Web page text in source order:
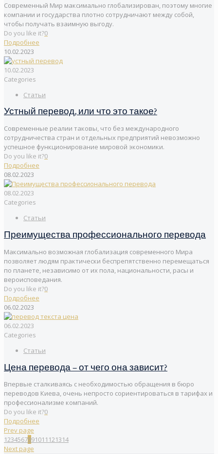
Современный Мир максимально глобализирован, поэтому многие
компании и государства плотно сотрудничают между собой,
чтобы получать взаимную выгоду.
Do you like it?0
Подробнее
10.02.2023
10.02.2023
Categories
Статьи
Устный перевод, или что это такое?
Современные реалии таковы, что без международного
сотрудничества стран и отдельных предприятий невозможно
успешное функционирование мировой экономики.
Do you like it?0
Подробнее
08.02.2023
08.02.2023
Categories
Статьи
Преимущества профессионального перевода
Максимально возможная глобализация современного Мира
позволяет людям практически беспрепятственно перемещаться
по планете, независимо от их пола, национальности, расы и
вероисповедания.
Do you like it?0
Подробнее
06.02.2023
06.02.2023
Categories
Статьи
Цена перевода – от чего она зависит?
Впервые сталкиваясь с необходимостью обращения в бюро
переводов Киева, очень непросто сориентироваться в тарифах и
профессионализме компаний.
Do you like it?0
Подробнее
Prev page
1234567891011 121314
Next page